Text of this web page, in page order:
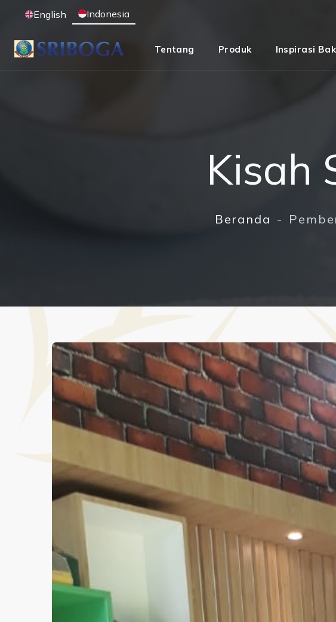
English Indonesia
Tentang Produk Inspirasi
Kisah
Beranda